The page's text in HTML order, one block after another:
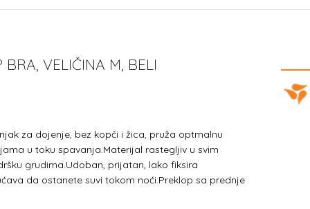
BRA, VELIČINA M, BELI
za dojenje, bez kopči i žica, pruža optmalnu
u toku spavanja.Materijal rastegljiv u svim
grudima.Udoban, prijatan, lako fiksira
da ostanete suvi tokom noći.Preklop sa prednje